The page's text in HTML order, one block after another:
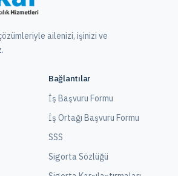
ailenizi, işinizi ve
Bağlantılar
İş Başvuru Formu
İş Ortağı Başvuru Formu
SSS
Sigorta Sözlüğü